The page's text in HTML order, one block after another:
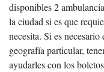
disponibles 2
la ciudad si es que
necesita. Si es
geografía particular,
ayudarles con los